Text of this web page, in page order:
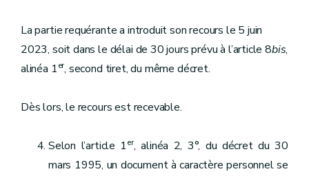
La partie requérante a introduit son recours le 5 juin
2023, soit dans le délai de 30 jours prévu à l’article 8bis,
alinéa 1er, second tiret, du même décret.
Dès lors, le recours est recevable.
Selon l’article 1er, alinéa 2, 3°, du décret du 30
mars 1995, un document à caractère personnel se